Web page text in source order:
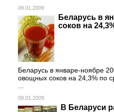
09.01.2009
Беларусь в
соков на
Беларусь в январе-ноябре
овощных соков на 24,3% по
...
09.01.2009
В Беларуси